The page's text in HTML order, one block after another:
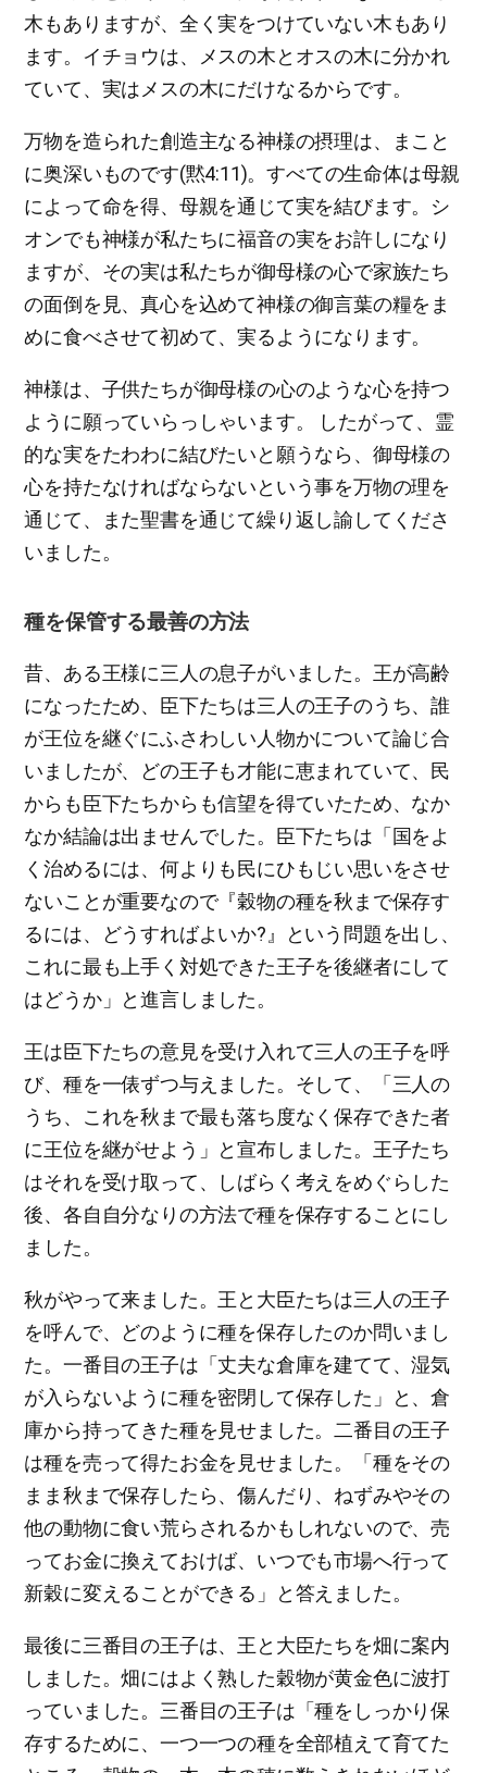
木もありますが、全く実をつけていない木もあり
ます。イチョウは、メスの木とオスの木に分かれ
ていて、実はメスの木にだけなるからです。
万物を造られた創造主なる神様の摂理は、まこと
に奥深いものです(黙4:11)。すべての生命体は母親
によって命を得、母親を通じて実を結びます。シ
オンでも神様が私たちに福音の実をお許しになり
ますが、その実は私たちが御母様の心で家族たち
の面倒を見、真心を込めて神様の御言葉の糧をま
めに食べさせて初めて、実るようになります。
神様は、子供たちが御母様の心のような心を持つ
ように願っていらっしゃいます。 したがって、霊
的な実をたわわに結びたいと願うなら、御母様の
心を持たなければならないという事を万物の理を
通じて、また聖書を通じて繰り返し諭してくださ
いました。
種を保管する最善の方法
昔、ある王様に三人の息子がいました。王が高齢
になったため、臣下たちは三人の王子のうち、誰
が王位を継ぐにふさわしい人物かについて論じ合
いましたが、どの王子も才能に恵まれていて、民
からも臣下たちからも信望を得ていたため、なか
なか結論は出ませんでした。臣下たちは「国をよ
く治めるには、何よりも民にひもじい思いをさせ
ないことが重要なので『穀物の種を秋まで保存す
るには、どうすればよいか?』という問題を出し、
これに最も上手く対処できた王子を後継者にして
はどうか」と進言しました。
王は臣下たちの意見を受け入れて三人の王子を呼
び、種を一俵ずつ与えました。そして、「三人の
うち、これを秋まで最も落ち度なく保存できた者
に王位を継がせよう」と宣布しました。王子たち
はそれを受け取って、しばらく考えをめぐらした
後、各自自分なりの方法で種を保存することにし
ました。
秋がやって来ました。王と大臣たちは三人の王子
を呼んで、どのように種を保存したのか問いまし
た。一番目の王子は「丈夫な倉庫を建てて、湿気
が入らないように種を密閉して保存した」と、倉
庫から持ってきた種を見せました。二番目の王子
は種を売って得たお金を見せました。「種をその
まま秋まで保存したら、傷んだり、ねずみやその
他の動物に食い荒らされるかもしれないので、売
ってお金に換えておけば、いつでも市場へ行って
新穀に変えることができる」と答えました。
最後に三番目の王子は、王と大臣たちを畑に案内
しました。畑にはよく熟した穀物が黄金色に波打
っていました。三番目の王子は「種をしっかり保
存するために、一つ一つの種を全部植えて育てた